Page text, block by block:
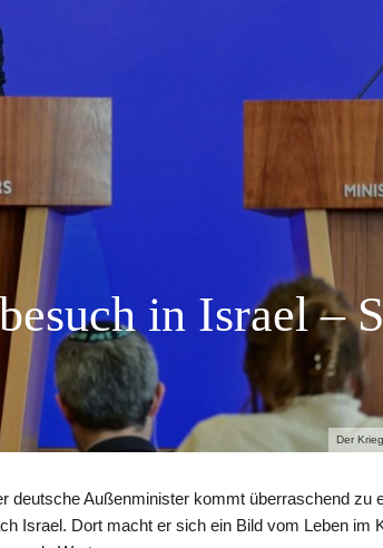
Der
in Israel –
deutsche Außenminister kommt überraschend zu
Israel. Dort macht er sich ein Bild vom Leben im